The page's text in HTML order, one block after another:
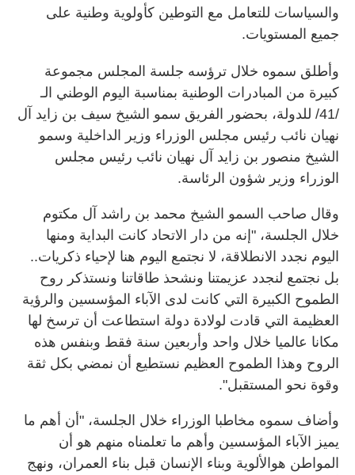
والسياسات للتعامل مع التوطين كأولوية وطنية على
جميع المستويات.
وأطلق سموه خلال ترؤسه جلسة المجلس مجموعة
كبيرة من المبادرات الوطنية بمناسبة اليوم الوطني الـ
/41/ للدولة، بحضور الفريق سمو الشيخ سيف بن زايد آل
نهيان نائب رئيس مجلس الوزراء وزير الداخلية وسمو
الشيخ منصور بن زايد آل نهيان نائب رئيس مجلس
الوزراء وزير شؤون الرئاسة.
وقال صاحب السمو الشيخ محمد بن راشد آل مكتوم
خلال الجلسة، "إنه من دار الاتحاد كانت البداية ومنها
اليوم نجدد الانطلاقة، لا نجتمع اليوم هنا لإحياء ذكريات..
بل نجتمع لنجدد عزيمتنا ونشحذ طاقاتنا ونستذكر روح
الطموح الكبيرة التي كانت لدى الآباء المؤسسين والرؤية
العظيمة التي قادت لولادة دولة استطاعت أن ترسخ لها
مكانا عالميا خلال واحد وأربعين سنة فقط وبنفس هذه
الروح وهذا الطموح العظيم نستطيع أن نمضي بكل ثقة
وقوة نحو المستقبل".
وأضاف سموه مخاطبا الوزراء خلال الجلسة، "أن أهم ما
يميز الآباء المؤسسين وأهم ما تعلمناه منهم هو أن
المواطن هوالألوية وبناء الإنسان قبل بناء العمران، ونهج